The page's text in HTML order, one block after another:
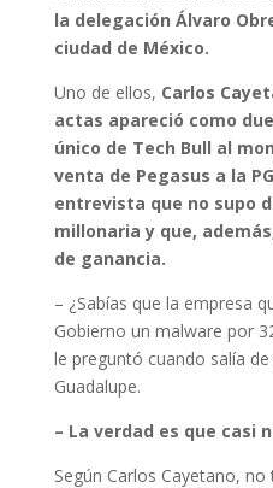
la delegación Álvaro
ciudad de México.
Uno de ellos, Carlos
actas apareció como
único de Tech Bull al
venta de Pegasus a la
entrevista que no supo
millonaria y que,
de ganancia.
– ¿Sabías que la empresa
Gobierno un malware por
le preguntó cuando salía
Guadalupe.
– La verdad es que casi
Según Carlos Cayetano,